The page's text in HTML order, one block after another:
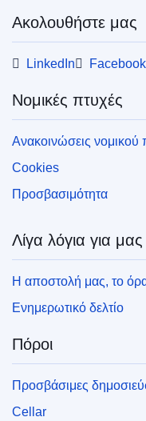
Ακολουθήστε μας
LinkedIn Facebook
Νομικές πτυχές
Ανακοινώσεις νομικού
Cookies
Προσβασιμότητα
Λίγα λόγια για μας
Η αποστολή μας, το
Ενημερωτικό δελτίο
Πόροι
Προσβάσιμες
Cellar